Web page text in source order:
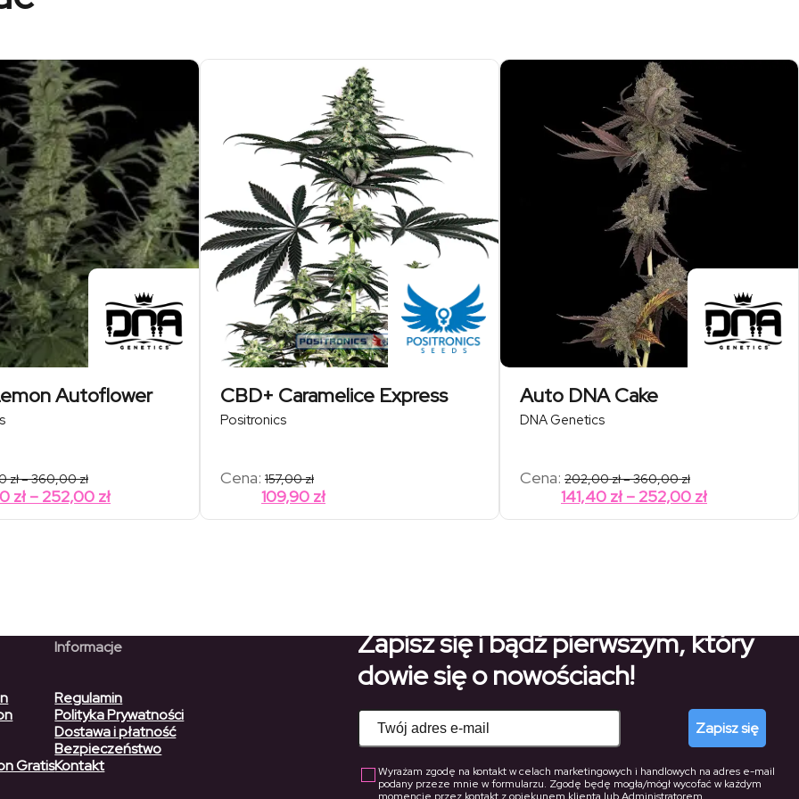
Autoflower
zł–360,00złZakres
cen:
od
180,00 zł
zł – 252,00 złZakres
cen:
CBD+ Caramelice Express
Positronics
Cena: 157,00zł
109,90 zł
Auto DNA Cake
DNA Genetics
Cena: 202,00zł–360,00złZakres
cen:
od
202,00 zł
141,40 zł – 252,00 złZakres
cen:
Zapisz się i bądź pierwszym, który
dowie się o nowościach!
Wyrażam zgodę na kontakt w celach marketingowych i handlowych na adres e-mail
podany przeze mnie w formularzu. Zgodę będę mogła/mógł wycofać w każdym
Zapisz się
Gratis
Informacje
Regulamin
Polityka Prywatności
Dostawa i płatność
Bezpieczeństwo
Kontakt